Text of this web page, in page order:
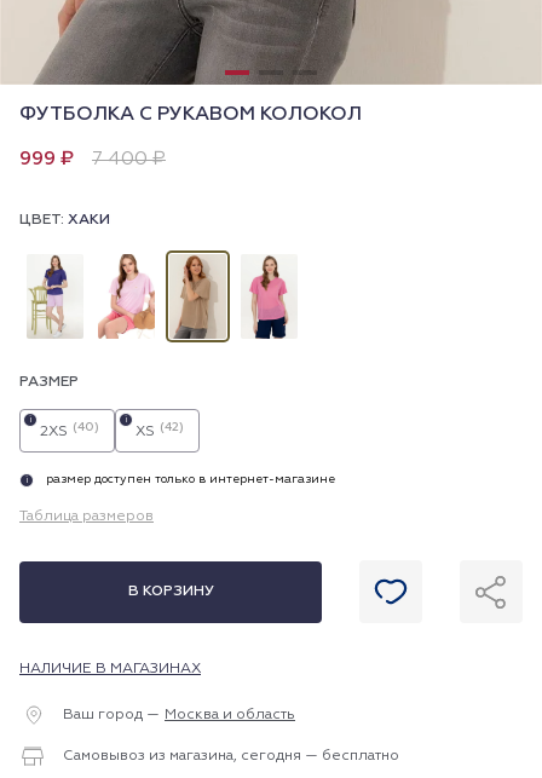
ФУТБОЛКА С РУКАВОМ КОЛОКОЛ
999 ₽ 7 400 ₽
ЦВЕТ: ХАКИ
РАЗМЕР
2XS (40)
i
XS (42)
i
i размер доступен только в интернет-магазине
Таблица размеров
В КОРЗИНУ
НАЛИЧИЕ В МАГАЗИНАХ
Ваш город — Москва и область
Самовывоз из магазина, сегодня — бесплатно